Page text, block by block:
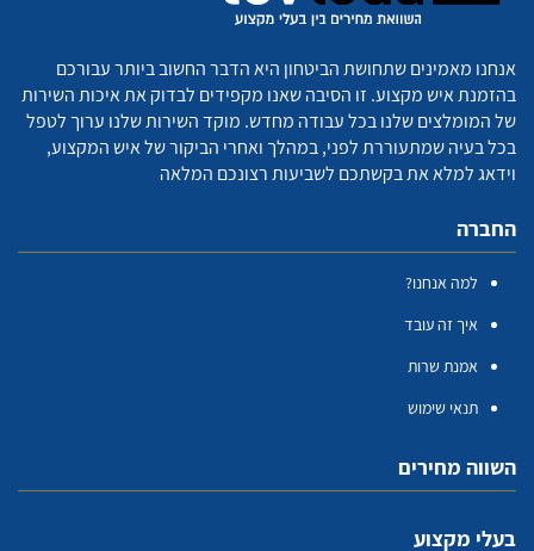
אנחנו מאמינים שתחושת הביטחון היא הדבר החשוב ביותר עבורכם
בהזמנת איש מקצוע. זו הסיבה שאנו מקפידים לבדוק את איכות השירות
של המומלצים שלנו בכל עבודה מחדש. מוקד השירות שלנו ערוך לטפל
בכל בעיה שמתעוררת לפני, במהלך ואחרי הביקור של איש המקצוע,
וידאג למלא את בקשתכם לשביעות רצונכם המלאה
החברה
למה אנחנו?
איך זה עובד
אמנת שרות
תנאי שימוש
השווה מחירים
בעלי מקצוע